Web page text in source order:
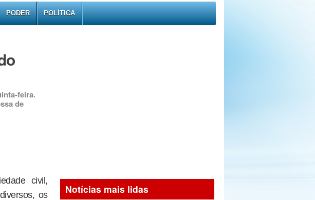
PODER POLÍTICA
feira.
de
civil,
os
Notícias mais lidas